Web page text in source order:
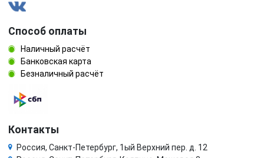
Способ оплаты
Наличный расчёт
Банковская карта
Безналичный расчёт
Контакты
Россия, Санкт-Петербург, 1ый Верхний пер. д. 12